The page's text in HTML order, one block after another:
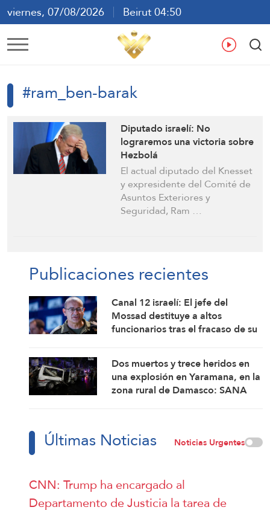
viernes, 07/08/2026
Beirut 04:50
ع En
#ram_ben-barak
Diputado israelí: No
lograremos una victoria sobre
Hezbolá
El actual diputado del Knesset
y expresidente del Comité de
Asuntos Exteriores y
Seguridad, Ram …
Publicaciones recientes
Canal 12 israelí: El jefe del
Mossad destituye a altos
funcionarios tras el fracaso de su
Dos muertos y trece heridos en
una explosión en Yaramana, en la
zona rural de Damasco: SANA
Últimas Noticias Noticias Urgentes
CNN: Trump ha encargado al
Departamento de Justicia la tarea de